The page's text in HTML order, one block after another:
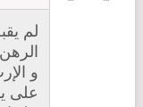
لم
و
على